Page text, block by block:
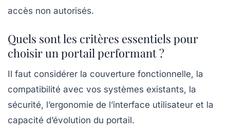
accès non autorisés.
Quels sont les critères essentiels pour
choisir un portail performant ?
Il faut considérer la couverture fonctionnelle, la
compatibilité avec vos systèmes existants, la
sécurité, l’ergonomie de l’interface utilisateur et la
capacité d’évolution du portail.